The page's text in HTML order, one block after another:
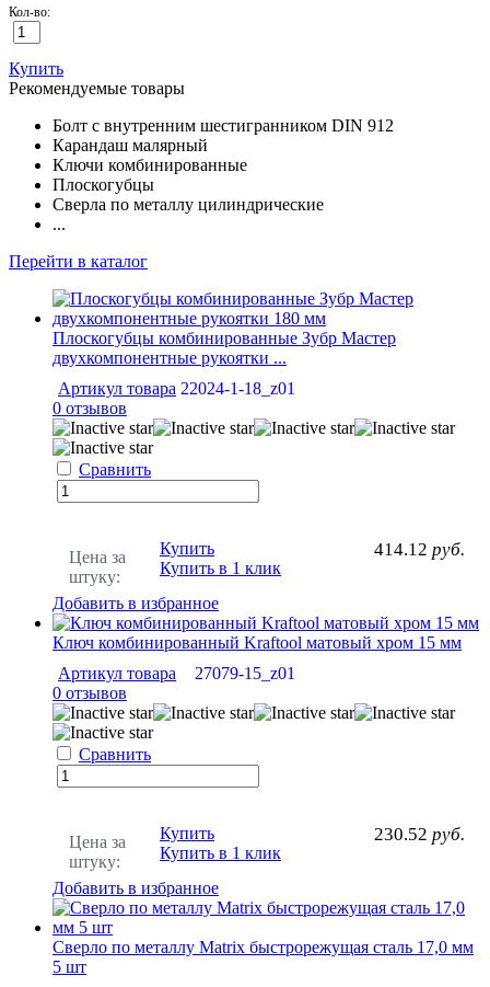
Кол-во:
Купить
Рекомендуемые товары
Болт с внутренним шестигранником DIN 912
Карандаш малярный
Ключи комбинированные
Плоскогубцы
Сверла по металлу цилиндрические
...
Перейти в каталог
Плоскогубцы комбинированные Зубр Мастер
двухкомпонентные рукоятки ...
Артикул товара 22024-1-18_z01
0 отзывов
Сравнить
Цена за
штуку:
414.12 руб.
Купить
Купить в 1 клик
Добавить в избранное
Ключ комбинированный Kraftool матовый хром 15 мм
Артикул товара
27079-15_z01
0 отзывов
Сравнить
Цена за
штуку:
230.52 руб.
Купить
Купить в 1 клик
Добавить в избранное
Сверло по металлу Matrix быстрорежущая сталь 17,0 мм
5 шт